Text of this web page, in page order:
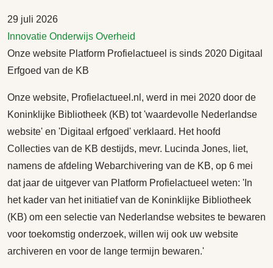
29 juli 2026
Innovatie Onderwijs Overheid
Onze website Platform Profielactueel is sinds 2020 Digitaal
Erfgoed van de KB
Onze website, Profielactueel.nl, werd in mei 2020 door de
Koninklijke Bibliotheek (KB) tot 'waardevolle Nederlandse
website' en 'Digitaal erfgoed' verklaard. Het hoofd
Collecties van de KB destijds, mevr. Lucinda Jones, liet,
namens de afdeling Webarchivering van de KB, op 6 mei
dat jaar de uitgever van Platform Profielactueel weten: 'In
het kader van het initiatief van de Koninklijke Bibliotheek
(KB) om een selectie van Nederlandse websites te bewaren
voor toekomstig onderzoek, willen wij ook uw website
archiveren en voor de lange termijn bewaren.'